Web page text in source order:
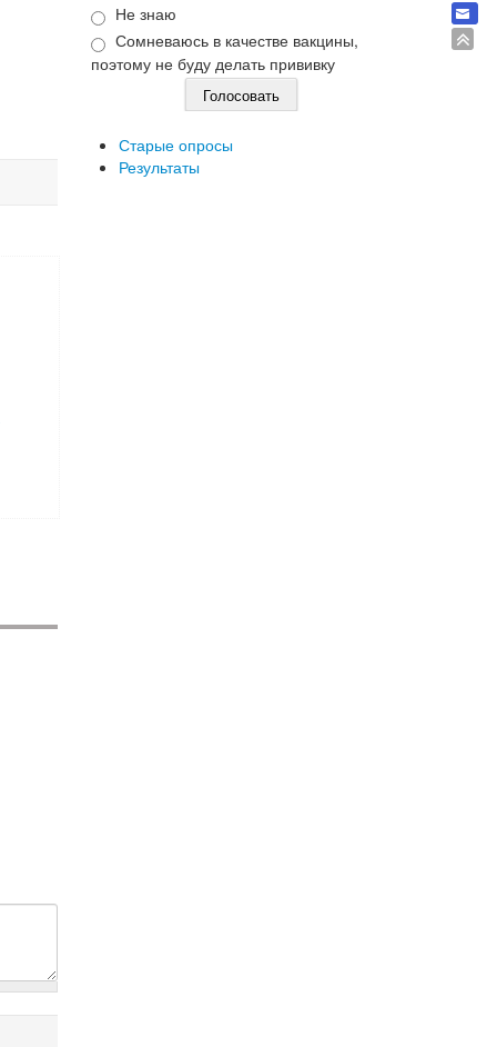
Не знаю
Сомневаюсь в качестве вакцины,
поэтому не буду делать прививку
Старые опросы
Результаты